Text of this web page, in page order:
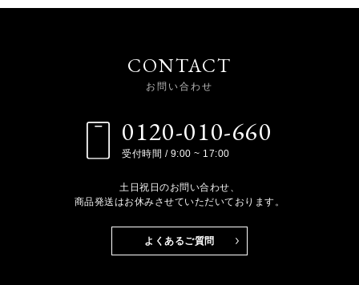
CONTACT
お問い合わせ
0120-010-660
受付時間 / 9:00 ~ 17:00
土日祝日のお問い合わせ、
商品発送はお休みさせていただいております。
よくあるご質問